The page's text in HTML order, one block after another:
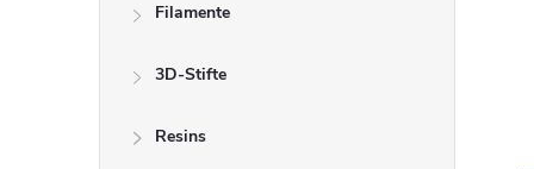
Filamente
3D-Stifte
Resins